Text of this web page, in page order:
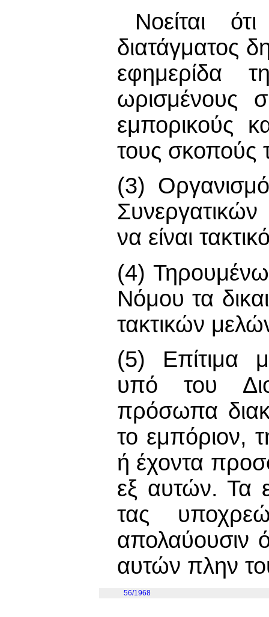
Νοείται
διατάγματος
εφημερίδα
ωρισμένους
εμπορικούς
τους σκοπούς
(3)
να είναι
(4)
Νόμου τα
τακτικών
(5) Επίτιμα
υπό του
πρόσωπα
το εμπόριον,
ή έχοντα
εξ αυτών. Τα
τας
απολαύουσιν
αυτών πλην
56/1968